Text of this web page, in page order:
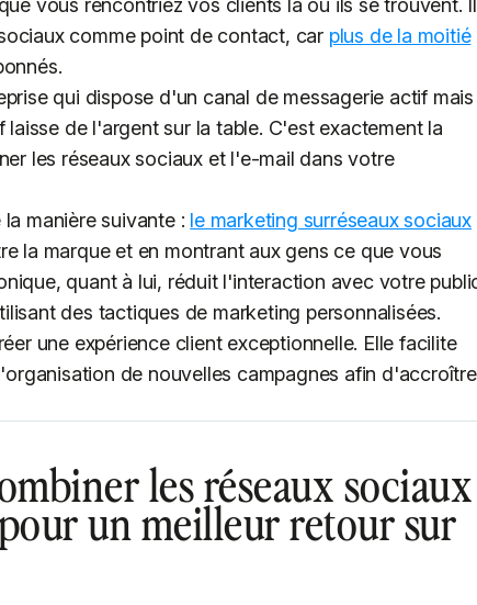
vous rencontriez vos clients là où ils se trouvent. Il
comme point de contact, car plus de la moitié
qui dispose d'un canal de messagerie actif mais
de l'argent sur la table. C'est exactement la
les réseaux sociaux et l'e-mail dans votre
manière suivante : le marketing surréseaux sociaux
la marque et en montrant aux gens ce que vous
quant à lui, réduit l'interaction avec votre
des tactiques de marketing personnalisées.
une expérience client exceptionnelle. Elle facilite
de nouvelles campagnes afin d'accroître
les réseaux sociaux
un meilleur retour sur